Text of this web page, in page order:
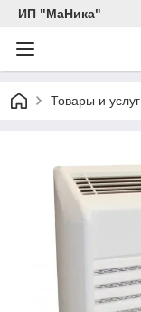
ИП "МаНика"
Товары и